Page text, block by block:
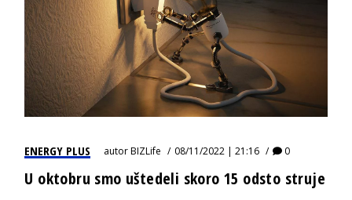
ENERGY PLUS autorBIZLife 08/11/2022 | 21:16 0
U oktobru smo uštedeli skoro 15 odsto struje